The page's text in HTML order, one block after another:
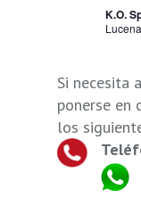
K.O.
Lucena
Si necesita
ponerse en
los